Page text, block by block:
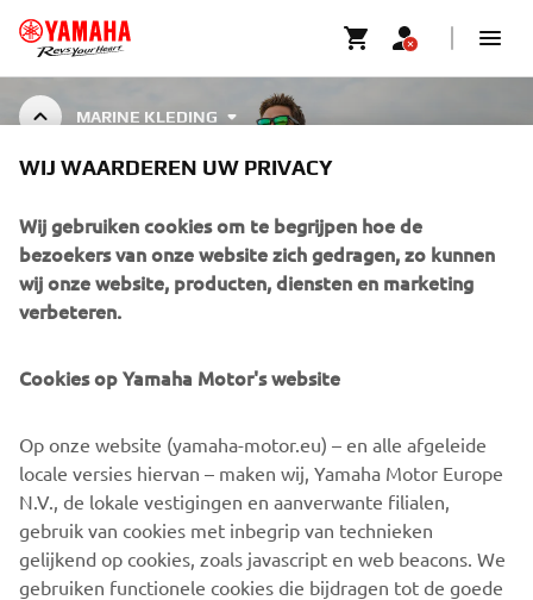
MARINE KLEDING
MARINE KLEDING
MEER YAMAHA
SUPPORT
WIJ WAARDEREN UW PRIVACY
Wij gebruiken cookies om te begrijpen hoe de
bezoekers van onze website zich gedragen, zo kunnen
wij onze website, producten, diensten en marketing
verbeteren.
Cookies op Yamaha Motor's website
Op onze website (yamaha-motor.eu) – en alle afgeleide
locale versies hiervan – maken wij, Yamaha Motor Europe
N.V., de lokale vestigingen en aanverwante filialen,
gebruik van cookies met inbegrip van technieken
gelijkend op cookies, zoals javascript en web beacons. We
gebruiken functionele cookies die bijdragen tot de goede